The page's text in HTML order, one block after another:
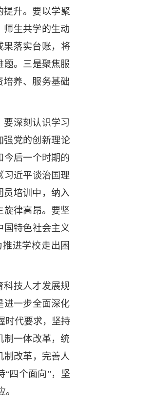
提升。要以学聚
师生共学的生动
果落实台账，将
题。三是聚焦服
培养、服务基础
深刻认识学习
强党的创新理论
今后一个时期的
习近平谈治国理
员培训中，纳入
旋律高昂。要坚
特色社会主义
进学校走出困
科技人才发展规
进一步全面深化
时代要求，坚持
制一体改革，统
制改革，完善人
“四个面向”，坚